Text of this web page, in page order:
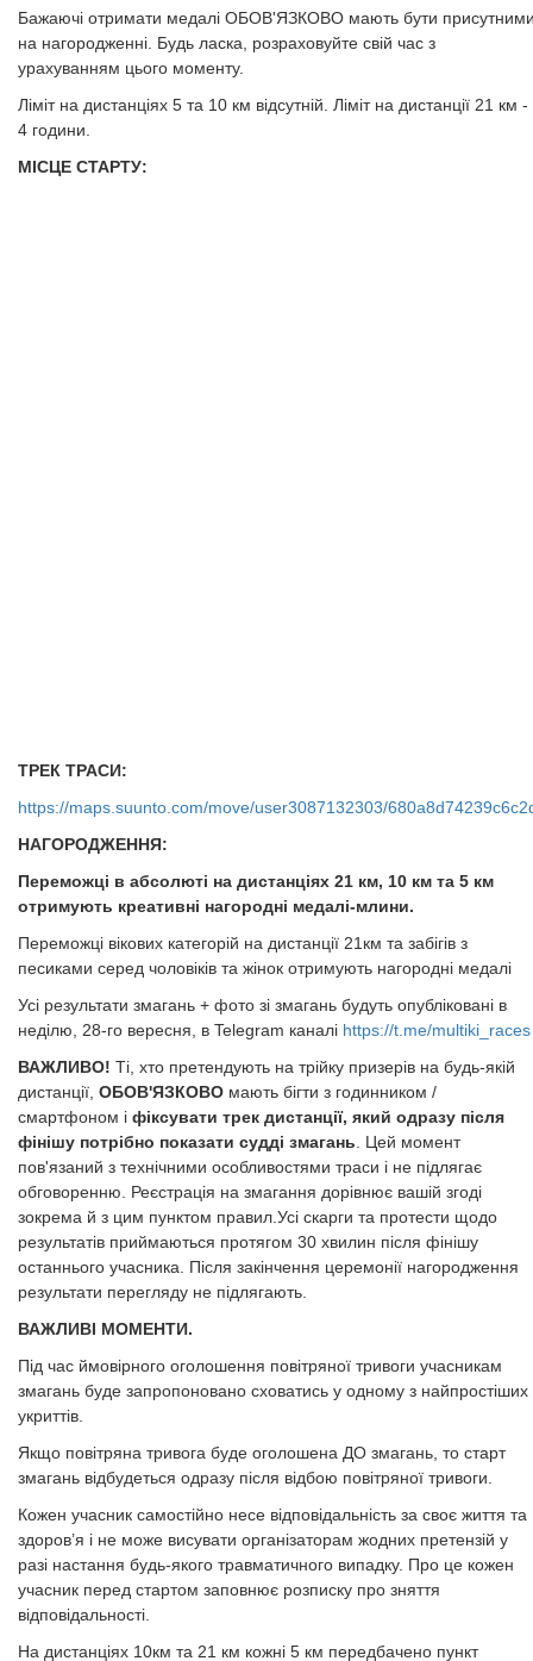
Бажаючі отримати медалі ОБОВ'ЯЗКОВО мають бути
на нагородженні. Будь ласка, розраховуйте свій час з
урахуванням цього моменту.
​​​​​​​Ліміт на дистанціях 5 та 10 км відсутній. Ліміт на дистанції 21 км -
4 години.
МІСЦЕ СТАРТУ:
ТРЕК ТРАСИ:
https://maps.suunto.com/move/user3087132303/
НАГОРОДЖЕННЯ:
Переможці в абсолюті на дистанціях 21 км, 10 км та 5 км
отримують креативні нагородні медалі-млини.
Переможці вікових категорій на дистанції 21км та забігів з
песиками серед чоловіків та жінок отримують нагородні медалі
Усі результати змагань + фото зі змагань будуть опубліковані в
неділю, 28-го вересня, в Telegram каналі https://t.me/multiki_races
ВАЖЛИВО! Ті, хто претендують на трійку призерів на будь-якій
дистанції, ОБОВ'ЯЗКОВО мають бігти з годинником /
смартфоном і фіксувати трек дистанції, який одразу після
фінішу потрібно показати судді змагань . Цей момент
пов'язаний з технічними особливостями траси і не підлягає
обговоренню. Реєстрація на змагання дорівнює вашій згоді
зокрема й з цим пунктом правил.Усі скарги та протести щодо
результатів приймаються протягом 30 хвилин після фінішу
останнього учасника. Після закінчення церемонії нагородження
результати перегляду не підлягають.
ВАЖЛИВІ МОМЕНТИ.
Під час ймовірного оголошення повітряної тривоги учасникам
змагань буде запропоновано сховатись у одному з найпростіших
укриттів.
Якщо повітряна тривога буде оголошена ДО змагань, то старт
змагань відбудеться одразу після відбою повітряної тривоги.
Кожен учасник самостійно несе відповідальність за своє життя та
здоров’я і не може висувати організаторам жодних претензій у
разі настання будь-якого травматичного випадку. Про це кожен
учасник перед стартом заповнює розписку про зняття
відповідальності.
На дистанціях 10км та 21 км кожні 5 км передбачено пункт